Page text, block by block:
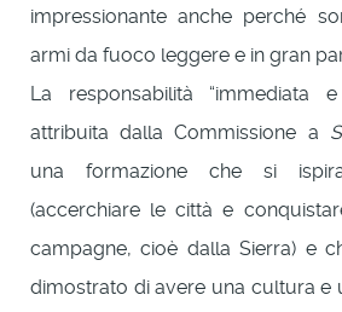
impressionante anche perché
armi da fuoco leggere e in gran
La responsabilità “immediata
attribuita dalla Commissione a
una formazione che si
(accerchiare le città e
campagne, cioè dalla Sierra) e
dimostrato di avere una cultura e